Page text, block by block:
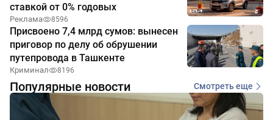
ставкой от 0% годовых
Реклама 8596
Присвоено 7,4 млрд сумов: вынесен
приговор по делу об обрушении
путепровода в Ташкенте
Криминал 8196
Популярные новости Смотреть еще